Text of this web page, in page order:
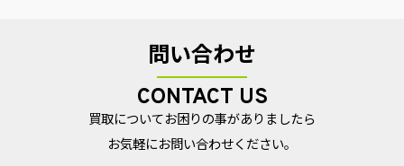
問い合わせ
CONTACT US
買取についてお困りの事がありましたら
お気軽にお問い合わせください。